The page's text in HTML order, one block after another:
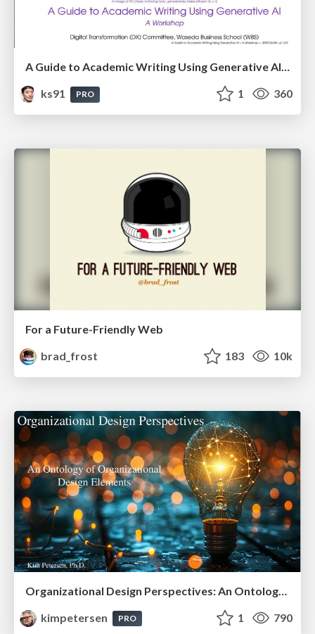
A Guide to Academic Writing Using Generative AI - A Workshop
ks91
PRO 1 360
For a Future-Friendly Web
brad_frost
183 10k
Organizational Design Perspectives: An Ontology of Organizational Design Elements
kimpetersen
PRO 1 790